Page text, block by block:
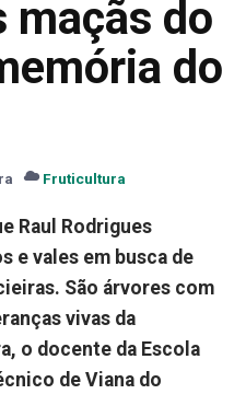
maçãs do
do
Fruticultura
Raul Rodrigues
e vales em busca de
São árvores com
vivas da
o docente da Escola
de Viana do